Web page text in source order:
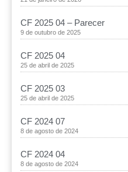
CF 2025 04 – Parecer
9 de outubro de 2025
CF 2025 04
25 de abril de 2025
CF 2025 03
25 de abril de 2025
CF 2024 07
8 de agosto de 2024
CF 2024 04
8 de agosto de 2024